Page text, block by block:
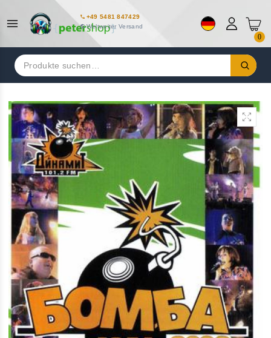
+49 5481 847429
Weltweiter Versand
0
Suchen
nach: